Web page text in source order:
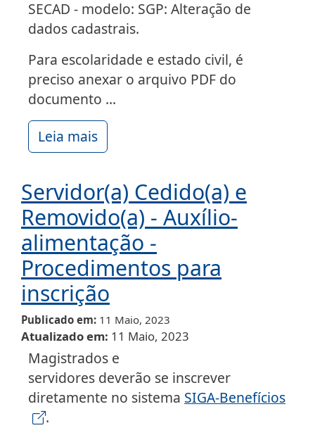
SECAD - modelo: SGP: Alteração de
dados cadastrais.
Para escolaridade e estado civil, é
preciso anexar o arquivo PDF do
documento ...
Leia mais
Servidor(a) Cedido(a) e
Removido(a) - Auxílio-
alimentação -
Procedimentos para
inscrição
Publicado em 11 Maio, 2023
Atualizado em 11 Maio, 2023
Magistrados e
servidores deverão se inscrever
diretamente no sistema SIGA-Benefícios
.